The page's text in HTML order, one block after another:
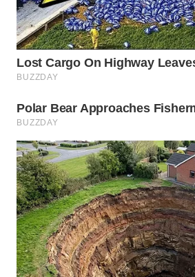
WAHANA
SELEB
WAHANA
PERSONA
WAHANA
WAHANA
HEALTH
WAHANA
DESA
WISATA